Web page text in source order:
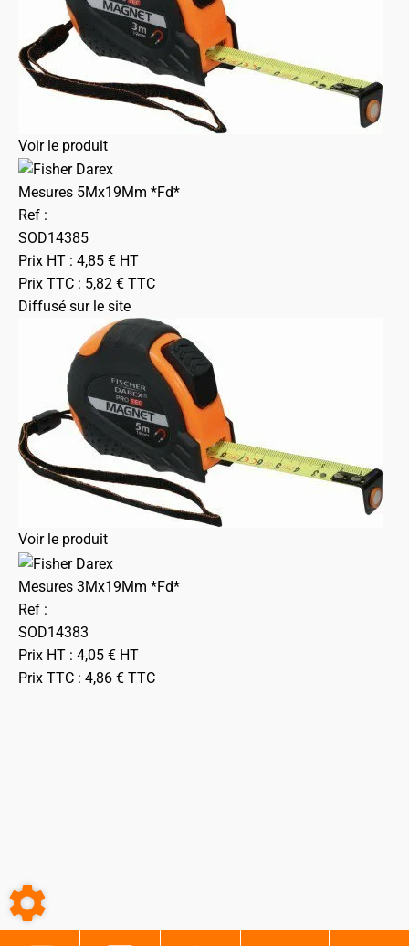
Voir le produit
Mesures 5Mx19Mm *Fd*
Ref :
SOD14385
Prix HT : 4,85 € HT
Prix TTC : 5,82 € TTC
Diffusé sur le site
Voir le produit
Mesures 3Mx19Mm *Fd*
Ref :
SOD14383
Prix HT : 4,05 € HT
Prix TTC : 4,86 € TTC